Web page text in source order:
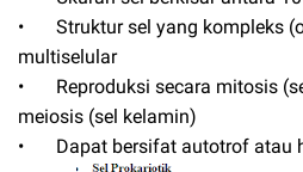
•
Struktur sel yang kompleks
multiselular
•
Reproduksi secara mitosis
meiosis (sel kelamin)
•
Dapat bersifat autotrof atau